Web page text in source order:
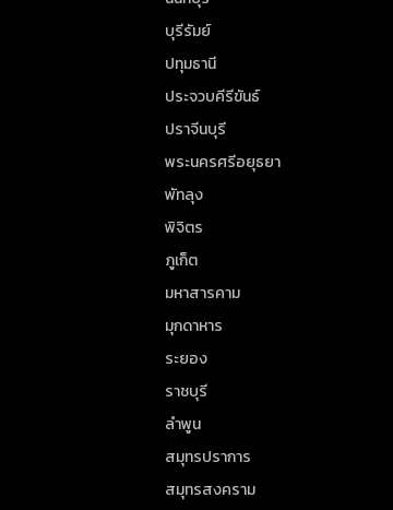
บุรีรัมย์
ปทุมธานี
ประจวบคีรีขันธ์
ปราจีนบุรี
พระนครศรีอยุธยา
พัทลุง
พิจิตร
ภูเก็ต
มหาสารคาม
มุกดาหาร
ระยอง
ราชบุรี
ลำพูน
สมุทรปราการ
สมุทรสงคราม